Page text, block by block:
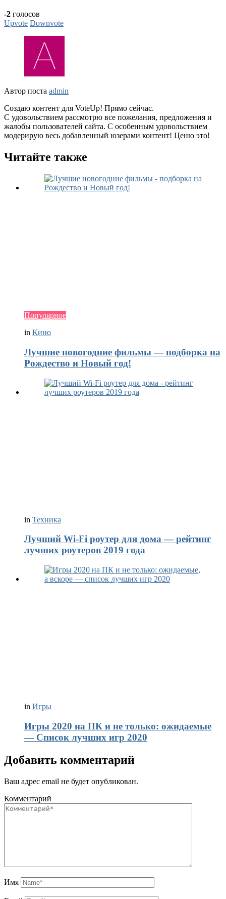
-2 голосов
Upvote Downvote
Автор поста admin
Создаю контент для VoteUp! Прямо сейчас.
С удовольствием рассмотрю все пожелания, предложения и
жалобы пользователей сайта. С особенным удовольствием
модерирую весь добавленный юзерами контент! Ценю это!
Читайте также
Популярное
in Кино
Лучшие новогодние фильмы — подборка на
Рождество и Новый год!
in Техника
Лучший Wi-Fi роутер для дома — рейтинг
лучших роутеров 2019 года
in Игры
Игры 2020 на ПК и не только: ожидаемые
— Список лучших игр 2020
Добавить комментарий
Ваш адрес email не будет опубликован.
Комментарий
Имя